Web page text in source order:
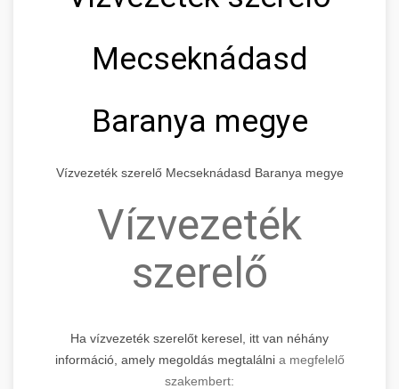
Mecseknádasd
Baranya megye
Vízvezeték szerelő Mecseknádasd Baranya megye
Vízvezeték
szerelő
Ha vízvezeték szerelőt keresel, itt van néhány
információ, amely megoldás megtalálnia megfelelő
szakembert: